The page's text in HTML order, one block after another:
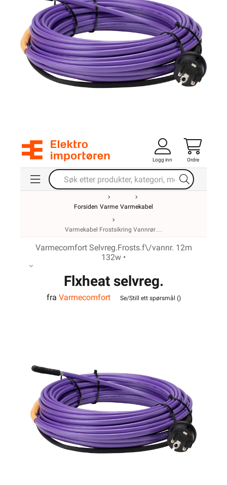
Logg inn Ordre
Forsiden Varme Varmekabel
Varmekabel Frostsikring Vannrør
Varmecomfort Selvreg.Frosts.f\/vannr. 12m
132w •
Flxheat selvreg.
frostsikringskabel m/term.
fra Varmecomfort Se/Still ett spørsmål ()